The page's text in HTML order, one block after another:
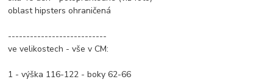
oblast hipsters ohraničená
---------------------------
ve velikostech - vše v CM:
1 - výška 116-122 - boky 62-66